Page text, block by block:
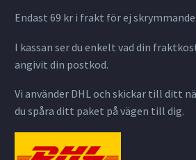
Endast 69 kr i frakt för ej
I kassan ser du enkelt vad din
angivit din postkod.
Vi använder DHL och skickar till ditt
du spåra ditt paket på vägen till dig.